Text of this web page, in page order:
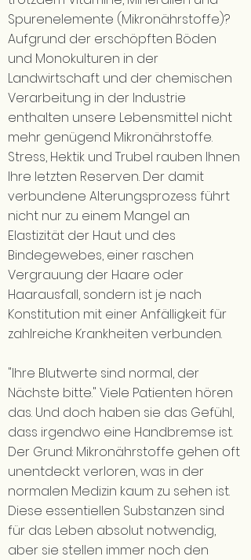
Spurenelemente (Mikronährstoffe)?
Aufgrund der erschöpften Böden
und Monokulturen in der
Landwirtschaft und der chemischen
Verarbeitung in der Industrie
enthalten unsere Lebensmittel nicht
mehr genügend Mikronährstoffe.
Stress, Hektik und Trubel rauben Ihnen
Ihre letzten Reserven. Der damit
verbundene Alterungsprozess führt
nicht nur zu einem Mangel an
Elastizität der Haut und des
Bindegewebes, einer raschen
Vergrauung der Haare oder
Haarausfall, sondern ist je nach
Konstitution mit einer Anfälligkeit für
zahlreiche Krankheiten verbunden.
"Ihre Blutwerte sind normal, der
Nächste bitte." Viele Patienten hören
das. Und doch haben sie das Gefühl,
dass irgendwo eine Handbremse ist.
Der Grund: Mikronährstoffe gehen oft
unentdeckt verloren, was in der
normalen Medizin kaum zu sehen ist.
Diese essentiellen Substanzen sind
für das Leben absolut notwendig,
aber sie stellen immer noch den